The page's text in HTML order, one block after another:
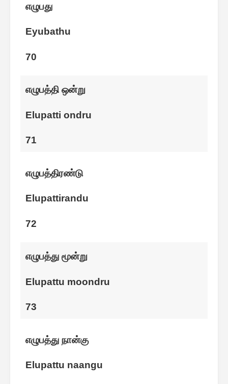
எழுபது
Eyubathu
70
எழுபத்தி ஒன்று
Elupatti ondru
71
எழுபத்திரண்டு
Elupattirandu
72
எழுபத்து மூன்று
Elupattu moondru
73
எழுபத்து நான்கு
Elupattu naangu